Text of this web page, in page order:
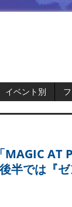
イベント別
MAGIC AT
半では『